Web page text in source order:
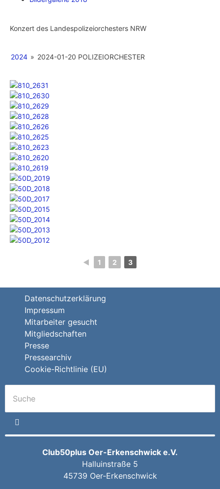
Konzert des Landespolizeiorchesters NRW
2024 » 2024-01-20 POLIZEIORCHESTER
◄ 1 2 3
Datenschutzerklärung
Impressum
Mitarbeiter gesucht
Mitgliedschaften
Presse
Pressearchiv
Cookie-Richtlinie (EU)
Club50plus Oer-Erkenschwick e.V.
Halluinstraße 5
45739 Oer-Erkenschwick